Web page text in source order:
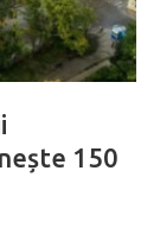
150